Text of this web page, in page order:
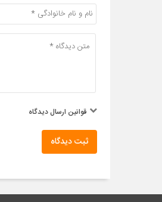
قوانین ارسال دیدگاه
ثبت دیدگاه